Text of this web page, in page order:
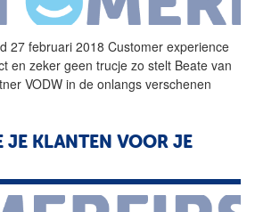
27 februari 2018 Customer experience
en zeker geen trucje zo stelt Beate van
VODW in de onlangs verschenen
JE KLANTEN VOOR JE